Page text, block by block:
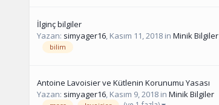
İlginç bilgiler
Yazan: simyager16, Kasım 11, 2018in Minik Bilgiler
bilim
Antoine Lavoisier ve Kütlenin Korunumu Yasası
Yazan: simyager16, Kasım 9, 2018in Minik Bilgiler